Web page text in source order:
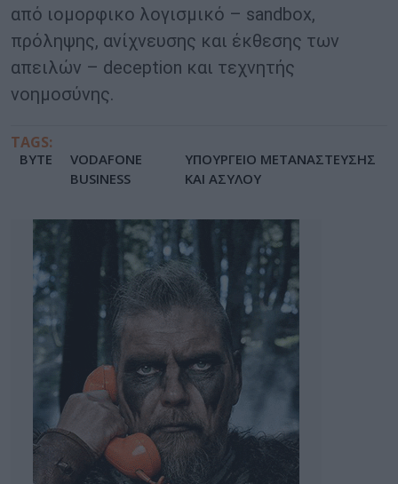
από ιομορφικο λογισμικό – sandbox,
πρόληψης, ανίχνευσης και έκθεσης των
απειλών – deception και τεχνητής
νοημοσύνης.
TAGS:
BYTE
VODAFONE
BUSINESS
ΥΠΟΥΡΓΕΙΟ ΜΕΤΑΝΑΣΤΕΥΣΗΣ
ΚΑΙ ΑΣΥΛΟΥ